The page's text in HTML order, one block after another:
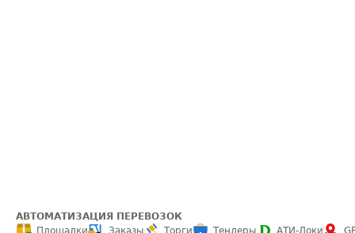
АВТОМАТИЗАЦИЯ ПЕРЕВОЗОК
Площадки
Заказы Торги Тендеры АТИ-Доки